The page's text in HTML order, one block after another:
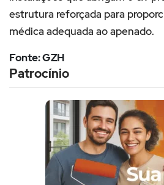
estrutura reforçada para
médica adequada ao apenado.
Fonte: GZH
Patrocínio